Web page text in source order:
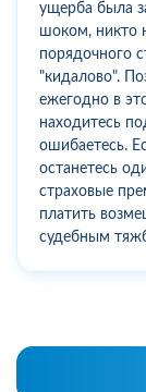
ущерба была
шоком, никто
порядочного
"кидалово".
ежегодно в
находитесь
ошибаетесь.
останетесь
страховые
платить
судебным